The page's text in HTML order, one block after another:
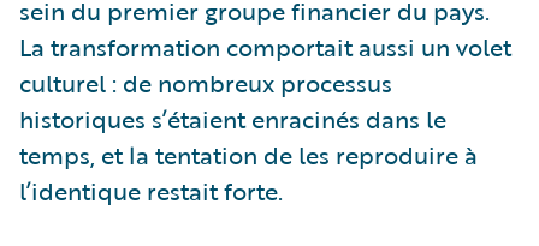
sein du premier groupe financier du pays.
La transformation comportait aussi un volet
culturel : de nombreux processus
historiques s’étaient enracinés dans le
temps, et la tentation de les reproduire à
l’identique restait forte.